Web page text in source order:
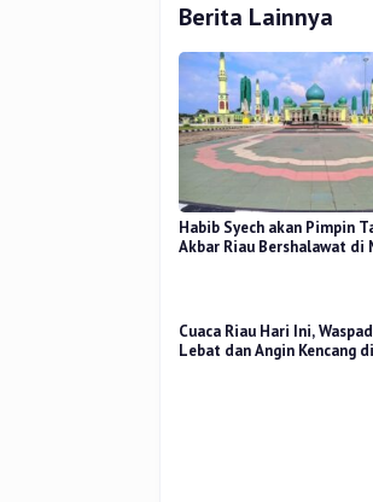
Berita Lainnya
Habib Syech akan Pimpin
Akbar Riau Bershalawat di
Cuaca Riau Hari Ini,
Lebat dan Angin Kencang